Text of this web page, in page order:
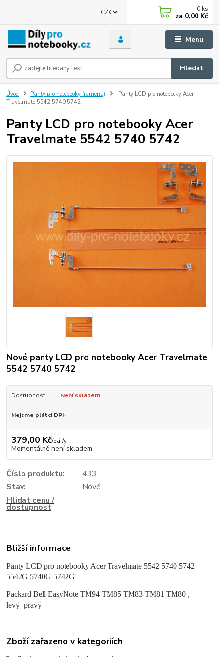
Menu
CZK
Hledat
0 ks
za 0,00 Kč
Úvod Panty pro notebooky (ramena)
Panty LCD pro notebooky Acer
Travelmate 5542 5740 5742
Panty LCD pro notebooky Acer
Travelmate 5542 5740 5742
Nové panty LCD pro notebooky Acer Travelmate
5542 5740 5742
Dostupnost Není skladem
Nejsme plátci DPH
379,00 Kč/pár/y
Momentálně není skladem
Číslo produktu:
433
Stav:
Nové
Hlídat cenu /
dostupnost
Bližší informace
Panty LCD pro notebooky Acer Travelmate 5542 5740 5742
5542G 5740G 5742G
Packard Bell EasyNote TM94 TM85 TM83 TM81 TM80 ,
levý+pravý
Zboží zařazeno v kategoriích